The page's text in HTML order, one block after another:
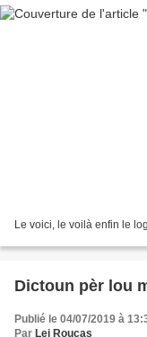
Le voici, le voilà enfin le
Dictoun pèr lou
Publié le 04/07/2019 à
Par Lei Roucas